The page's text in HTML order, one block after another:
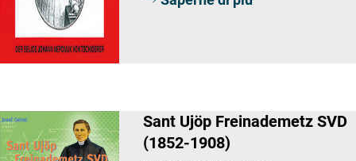
Sant Ujöp Freinademetz SVD
(1852-1908)